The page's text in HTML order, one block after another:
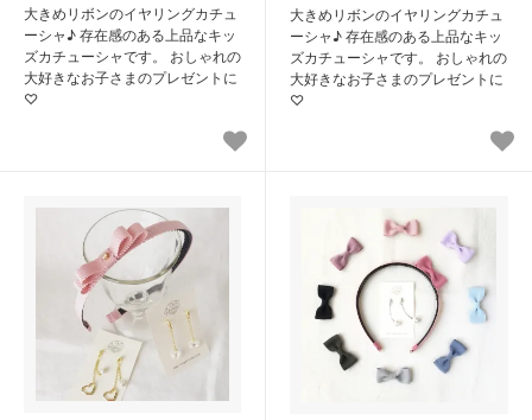
大きめリボンのイヤリングカチュ
ーシャ♪ 存在感のある上品なキッ
ズカチューシャです。 おしゃれの
大好きなお子さまのプレゼントに
♡
大きめリボンのイヤリングカチュ
ーシャ♪ 存在感のある上品なキッ
ズカチューシャです。 おしゃれの
大好きなお子さまのプレゼントに
♡